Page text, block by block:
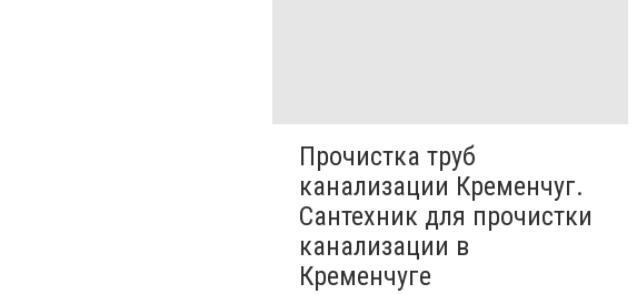
Прочистка труб
канализации Кременчуг.
Сантехник для прочистки
канализации в
Кременчуге